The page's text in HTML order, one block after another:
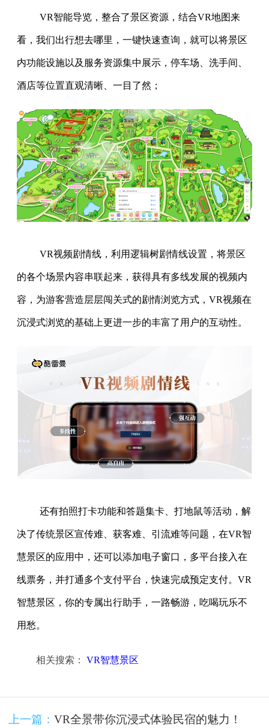
VR智能导览，整合了景区资源，结合VR地图来
看，我们出行想去哪里，一键快速查询，就可以将景区
内功能设施以及服务资源集中展示，停车场、洗手间、
酒店等位置直观清晰、一目了然；
VR视频剧情线，利用逻辑树剧情线设置，将景区
的各个场景内容串联起来，获得具有多线发展的视频内
容，为游客营造层层闯关式的剧情浏览方式，VR视频在
沉浸式浏览的基础上更进一步的丰富了用户的互动性。
还有拍照打卡功能和答题集卡、打地鼠等活动，解
决了传统景区宣传难、获客难、引流难等问题，在VR智
慧景区的应用中，还可以添加电子窗口，多平台接入在
线票务，并打通多个支付平台，快速完成预定支付。VR
智慧景区，你的专属出行助手，一路畅游，吃喝玩乐不
用愁。
相关搜索： VR智慧景区
上一篇： VR全景带你沉浸式体验民宿的魅力！